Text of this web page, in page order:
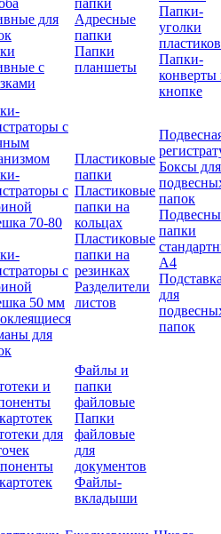
для
с
папки
Адресные
папки
Папки
планшеты
Папки-
уголки
Папки-
конверты
кнопке
с
с
70-80
с
50 мм
для
Пластиковые
папки
Пластиковые
папки на
кольцах
Пластиковые
папки на
резинках
Разделители
листов
Боксы для
папок
папки
А4
для
папок
и
для
Файлы и
папки
файловые
Папки
файловые
для
документов
Файлы-
вкладыши